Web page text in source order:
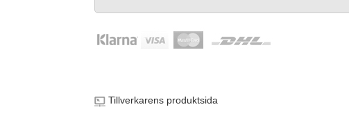
Tillverkarens produktsida